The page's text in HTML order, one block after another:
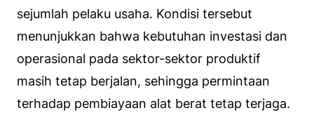
sejumlah pelaku usaha. Kondisi tersebut
menunjukkan bahwa kebutuhan investasi dan
operasional pada sektor-sektor produktif
masih tetap berjalan, sehingga permintaan
terhadap pembiayaan alat berat tetap terjaga.